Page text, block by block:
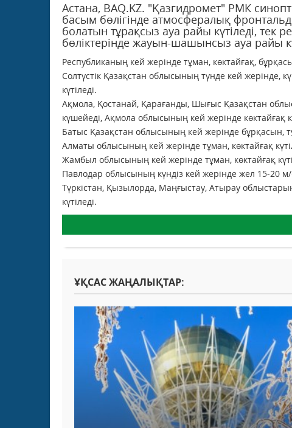
Астана, BAQ.KZ. "Қазгидромет" РМК
басым бөлігінде атмосфералық
болатын тұрақсыз ауа райы күтіледі, тек
бөліктерінде жауын-шашынсыз ауа райы
Республиканың кей жерінде тұман, көктайғақ,
Солтүстік Қазақстан облысының түнде кей жерінде,
күтіледі.
Ақмола, Қостанай, Қарағанды, Шығыс Қазақстан
күшейеді, Ақмола облысының кей жерінде көктайғақ
Батыс Қазақстан облысының кей жерінде бұрқасын,
Алматы облысының кей жерінде тұман, көктайғақ
Жамбыл облысының кей жерінде тұман, көктайғақ
Павлодар облысының күндіз кей жерінде жел 15-20 м/
Түркістан, Қызылорда, Маңғыстау, Атырау
күтіледі.
ҰҚСАС ЖАҢАЛЫҚТАР: